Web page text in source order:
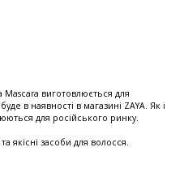
виготовлюється для
в наявності в магазині ZAYA. Як і
для російського ринку.
якісні засоби для волосся.